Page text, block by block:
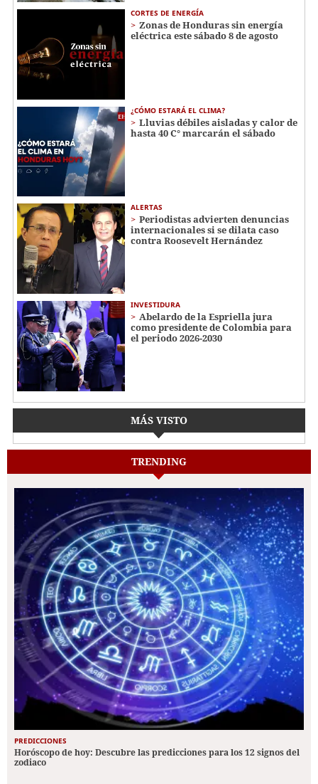
CORTES DE ENERGÍA
Zonas de Honduras sin energía
eléctrica este sábado 8 de agosto
¿CÓMO ESTARÁ EL CLIMA?
Lluvias débiles aisladas y calor de
hasta 40 C° marcarán el sábado
ALERTAS
Periodistas advierten denuncias
internacionales si se dilata caso
contra Roosevelt Hernández
INVESTIDURA
Abelardo de la Espriella jura
como presidente de Colombia para
el periodo 2026-2030
MÁS VISTO
TRENDING
PREDICCIONES
Horóscopo de hoy: Descubre las predicciones para los 12 signos del
zodiaco